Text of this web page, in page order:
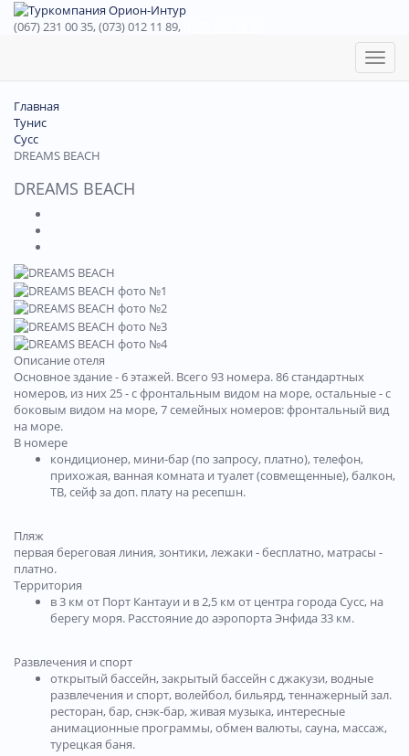
(067) 231 00 35, (073) 012 11 89,
Toggle
Главная
Тунис
Сусс
DREAMS BEACH
DREAMS BEACH
Описание отеля
Основное здание - 6 этажей. Всего 93 номера. 86 стандартных
номеров, из них 25 - с фронтальным видом на море, остальные - с
боковым видом на море, 7 семейных номеров: фронтальный вид
на море.
В номере
кондиционер, мини-бар (по запросу, платно), телефон,
прихожая, ванная комната и туалет (совмещенные), балкон,
ТВ, сейф за доп. плату на ресепшн.
Пляж
первая береговая линия, зонтики, лежаки - бесплатно, матраcы -
платно.
Территория
в 3 км от Порт Кантауи и в 2,5 км от центра города Сусс, на
берегу моря. Расстояние до аэропорта Энфида 33 км.
Развлечения и спорт
открытый бассейн, закрытый бассейн с джакузи, водные
развлечения и спорт, волейбол, бильярд, теннажерный зал.
ресторан, бар, снэк-бар, живая музыка, интересные
анимационные программы, обмен валюты, сауна, массаж,
турецкая баня.